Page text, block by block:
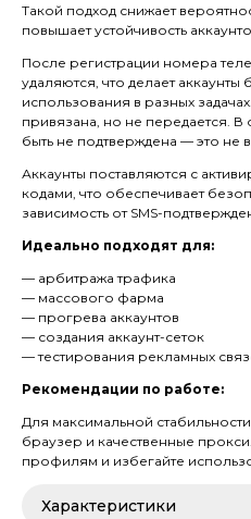
Такой подход снижает
повышает устойчивость
После регистрации номера
удаляются, что делает
использования в разных
привязана, но не передается. В
быть не подтверждена — это не
Аккаунты поставляются с
кодами, что обеспечивает
зависимость от SMS-
Идеально подходят для:
— арбитража трафика
— массового фарма
— прогрева аккаунтов
— создания аккаунт-сеток
— тестирования рекламных
Рекомендации по работе:
Для максимальной
браузер и качественные
профилям и избегайте
Характеристики